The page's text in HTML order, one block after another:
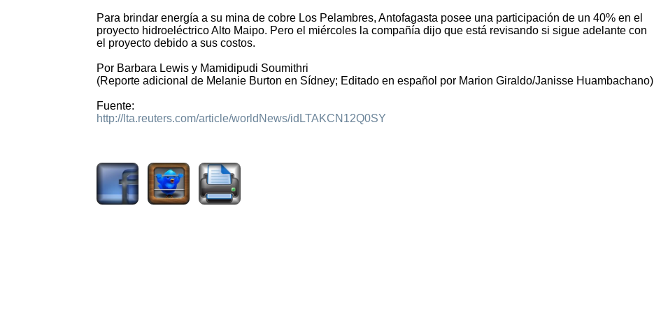
Para brindar energía a su mina de cobre Los Pelambres, Antofagasta posee una participación de un 40% en el
proyecto hidroeléctrico Alto Maipo. Pero el miércoles la compañía dijo que está revisando si sigue adelante con
el proyecto debido a sus costos.
Por Barbara Lewis y Mamidipudi Soumithri
(Reporte adicional de Melanie Burton en Sídney; Editado en español por Marion Giraldo/Janisse Huambachano)
Fuente:
http://lta.reuters.com/article/worldNews/idLTAKCN12Q0SY